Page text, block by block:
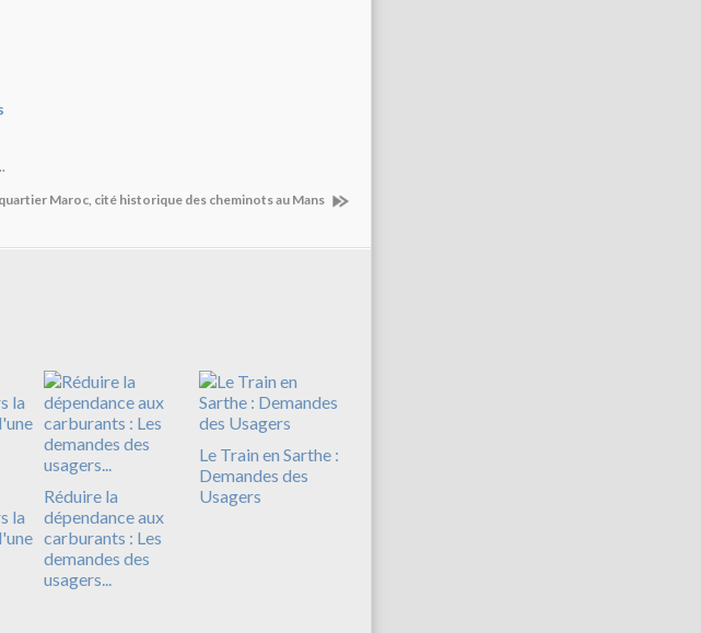
Maroc, cité historique des cheminots au Mans
la
Réduire la
dépendance aux
carburants : Les
demandes des
usagers...
Le Train en Sarthe :
Demandes des
Usagers